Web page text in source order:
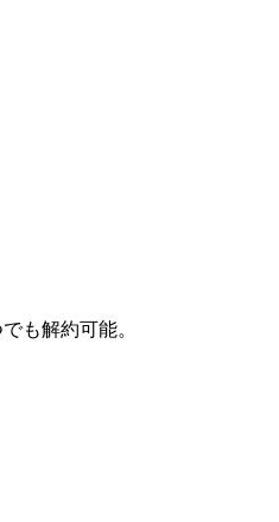
も解約可能。